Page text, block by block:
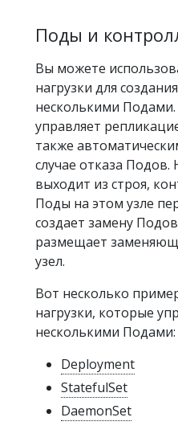
Поды и
Вы можете
нагрузки для
несколькими Подами.
управляет
также
случае отказа Подов.
выходит из строя,
Поды на этом узле
создает замену
размещает
узел.
Вот несколько
нагрузки, которые
несколькими Подами:
Deployment
StatefulSet
DaemonSet